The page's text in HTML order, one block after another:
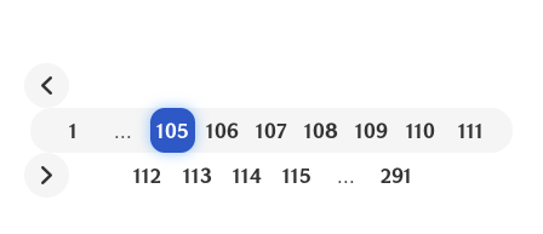
1 ... 105 106 107 108 109 110
111
112
113 114 115 ... 291